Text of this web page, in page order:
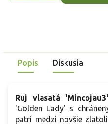
Popis Diskusia
Ruj vlasatá
'Golden Lady' s
patrí medzi novšie